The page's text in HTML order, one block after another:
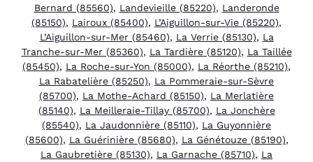
Bernard (85560), Landevieille (85220), Landeronde
(85150), Lairoux (85400), L’Aiguillon-sur-Vie (85220),
L’Aiguillon-sur-Mer (85460), La Verrie (85130), La
Tranche-sur-Mer (85360), La Tardière (85120), La Taillée
(85450), La Roche-sur-Yon (85000), La Réorthe (85210),
La Rabatelière (85250), La Pommeraie-sur-Sèvre
(85700), La Mothe-Achard (85150), La Merlatière
(85140), La Meilleraie-Tillay (85700), La Jonchère
(85540), La Jaudonnière (85110), La Guyonnière
(85600), La Guérinière (85680), La Génétouze (85190),
La Gaubretière (85130), La Garnache (85710), La